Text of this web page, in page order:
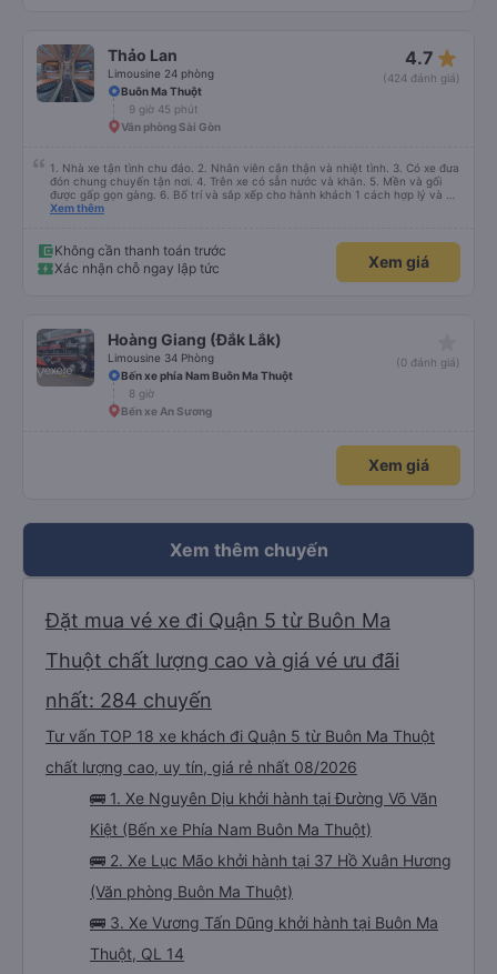
Thảo Lan
Limousine 24 phòng
4.7 star_rate
(424 đánh giá)
Buôn Ma Thuột
9 giờ 45 phút
Văn phòng Sài Gòn
1. Nhà xe tận tình chu đáo. 2. Nhân viên cận thận và nhiệt tình. 3. Có xe đưa
đón chung chuyến tận nơi. 4. Trên xe có sẵn nước và khăn. 5. Mền và gối
được gấp gọn gàng. 6. Bố trí và sắp xếp cho hành khách 1 cách hợp lý và có
tâm. 7. Giá cả phải chăng phù hợp với túi tiền của học sinh sinh viên và dân
Xem thêm
Không cần thanh toán trước
Xác nhận chỗ ngay lập tức
Xem giá
Hoàng Giang (Đắk Lắk)
Limousine 34 Phòng
(0 đánh giá)
Bến xe phía Nam Buôn Ma Thuột
8 giờ
Bến xe An Sương
Xem giá
Xem thêm chuyến
Đặt mua vé xe đi Quận 5 từ Buôn Ma
Thuột chất lượng cao và giá vé ưu đãi
nhất: 284 chuyến
Tư vấn TOP 18 xe khách đi Quận 5 từ Buôn Ma Thuột
chất lượng cao, uy tín, giá rẻ nhất 08/2026
🚌 1. Xe Nguyên Dịu khởi hành tại Đường Võ Văn
Kiệt (Bến xe Phía Nam Buôn Ma Thuột)
🚌 2. Xe Lục Mão khởi hành tại 37 Hồ Xuân Hương
(Văn phòng Buôn Ma Thuột)
🚌 3. Xe Vương Tấn Dũng khởi hành tại Buôn Ma
Thuột, QL 14